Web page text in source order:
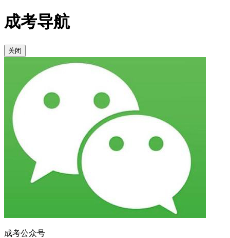
成考导航
关闭
成考公众号